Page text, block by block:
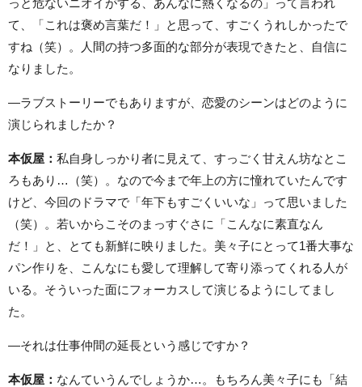
て、「これは褒め言葉だ！」と思って、すごくうれしかったで
すね（笑）。人間の持つ多面的な部分が表現できたと、自信に
なりました。
―ラブストーリーでもありますが、恋愛のシーンはどのように
演じられましたか？
本仮屋： 私自身しっかり者に見えて、すっごく甘えん坊なとこ
ろもあり…（笑）。なので今まで年上の方に憧れていたんです
けど、今回のドラマで「年下もすごくいいな」って思いました
（笑）。若いからこそのまっすぐさに「こんなに素直なん
だ！」と、とても新鮮に映りました。美々子にとって1番大事な
パン作りを、こんなにも愛して理解して寄り添ってくれる人が
いる。そういった面にフォーカスして演じるようにしてまし
た。
―それは仕事仲間の延長という感じですか？
本仮屋： なんていうんでしょうか…。もちろん美々子にも「結